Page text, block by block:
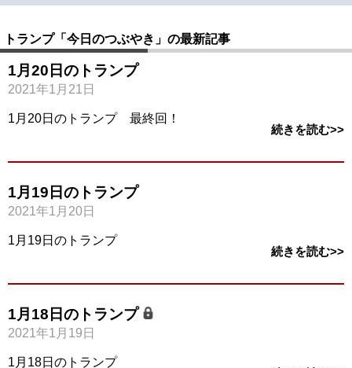
トランプ「今日のつぶやき」の最新記事
1月20日のトランプ
2021年1月21日
1月20日のトランプ 最終回！
続きを読む>>
1月19日のトランプ
2021年1月20日
1月19日のトランプ
続きを読む>>
1月18日のトランプ
2021年1月19日
1月18日のトランプ